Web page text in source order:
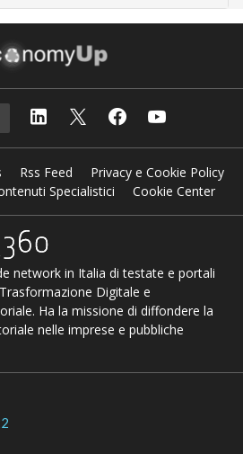
Rss Feed
Privacy e Cookie Policy
Specialistici
Cookie Center
network in Italia di testate e portali
Digitale e
Ha la missione di diffondere la
nelle imprese e pubbliche